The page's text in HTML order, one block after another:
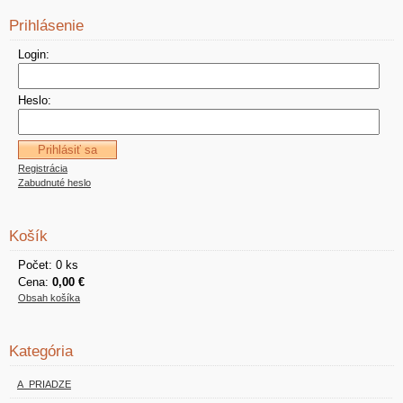
Prihlásenie
Login:
Heslo:
Registrácia
Zabudnuté heslo
Košík
Počet: 0 ks
Cena: 0,00 €
Obsah košíka
Kategória
A_PRIADZE